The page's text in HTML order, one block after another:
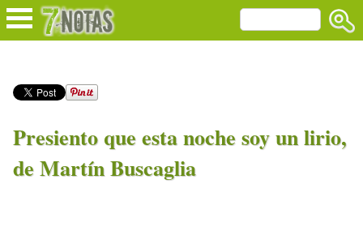
Presiento que esta noche soy un lirio,
de Martín Buscaglia